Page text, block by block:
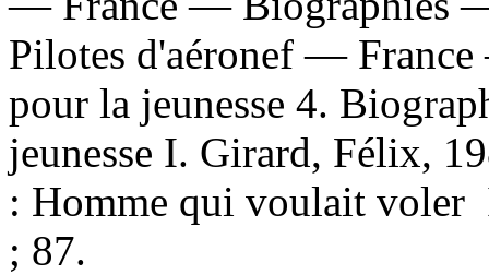
Pilotes d'aéronef —
pour la jeunesse 4.
jeunesse I. Girard, Félix,
: Homme qui voulait voler
; 87.